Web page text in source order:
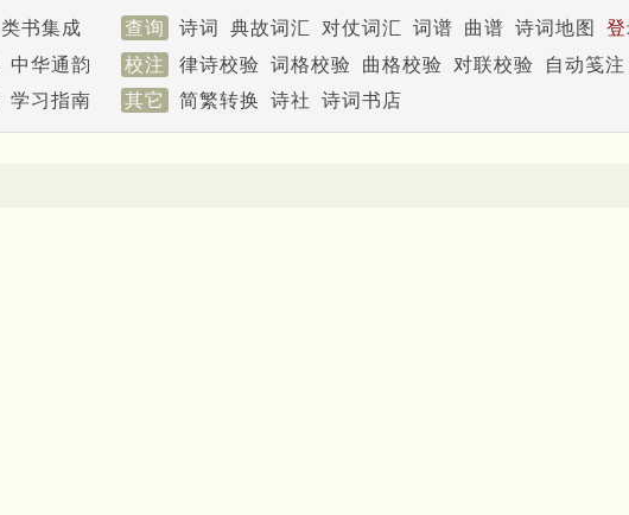
类书集成 查询 诗词 典故词汇 对仗词汇 词谱 曲谱 诗词地图
中华通韵 校注 律诗校验 词格校验 曲格校验 对联校验
自动笺注
学习指南 其它 简繁转换 诗社 诗词书店